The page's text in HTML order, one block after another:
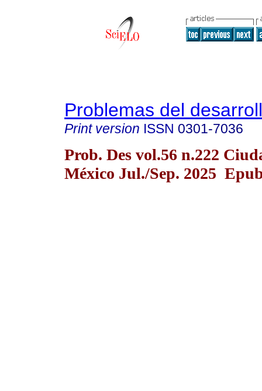
Problemas del
Print version ISSN 0301-7036
Prob. Des vol.56 n.222
México Jul./Sep. 2025